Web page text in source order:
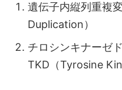
遺伝子内縦列重複
Duplication）
チロシンキナーゼ
TKD（Tyrosine